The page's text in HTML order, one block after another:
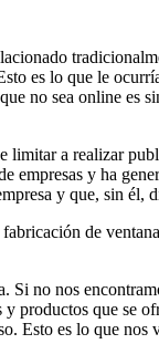
es lo que le
no sea online es
limitar a realizar
y ha
y que, sin él,
de
Si no nos
productos que se
Esto es lo que